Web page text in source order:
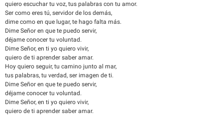
quiero escuchar tu voz, tus palabras con tu amor.
Ser como eres tú, servidor de los demás,
dime como en que lugar, te hago falta más.
Dime Señor en que te puedo servir,
déjame conocer tu voluntad.
Dime Señor, en ti yo quiero vivir,
quiero de ti aprender saber amar.
Hoy quiero seguir, tu camino junto al mar,
tus palabras, tu verdad, ser imagen de ti.
Dime Señor en que te puedo servir,
déjame conocer tu voluntad.
Dime Señor, en ti yo quiero vivir,
quiero de ti aprender saber amar.